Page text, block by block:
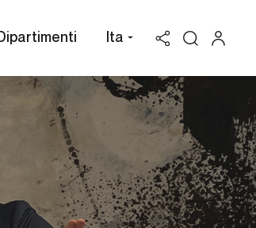
Ita